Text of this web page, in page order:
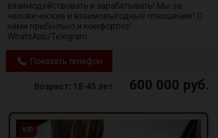
взаимодействовать и зарабатывать! Мы за
человеческие и взаимовыгодные отношения! С
нами прибыльно и комфортно!
WhatsApp/Telegram
Показать телефон
Возраст: 18-45 лет 600 000 руб.
VIP